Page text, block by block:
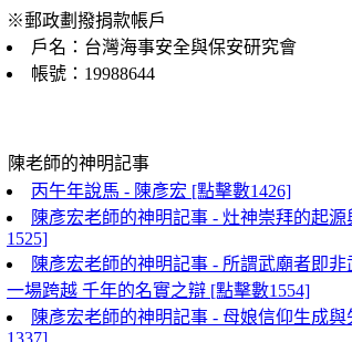
※郵政劃撥捐款帳戶
戶名：台灣海事安全與保安研究會
帳號：19988644
陳老師的神明記事
丙午年說馬 - 陳彥宏 [點擊數1426]
陳彥宏老師的神明記事 - 灶神崇拜的起
1525]
陳彥宏老師的神明記事 - 所謂武廟者即
一場跨越 千年的名實之辯 [點擊數1554]
陳彥宏老師的神明記事 - 母娘信仰生成
1337]